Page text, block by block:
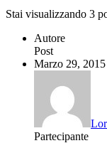
Stai visualizzando 3
Autore
Post
Marzo 29,
Partecipante